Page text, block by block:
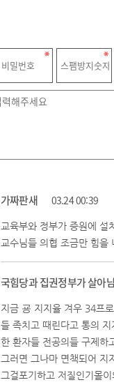
가짜판새 03.24 00:39
교육부와 정부가 증원에
교수님들 의협 조금만 힘
국힘당과 집권정부가 살아
지금 굥 지지율 겨우 34프
들 족치고 때린다고 통의
한 환자들 전공의들 구제하
그러면 그나마 면책되어
그걸포기하고 저질인기몰